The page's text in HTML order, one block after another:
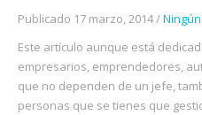
Blog
Contacto
Publicado 17 marzo, 2014 /
Este artículo aunque está
empresarios, emprendedores,
que no dependen de un jefe,
personas que se tienes que